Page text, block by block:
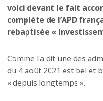
voici devant le fait
complète de l’APD
rebaptisée «
Comme l’a dit une des
du 4 août 2021 est bel et
« depuis longtemps ».